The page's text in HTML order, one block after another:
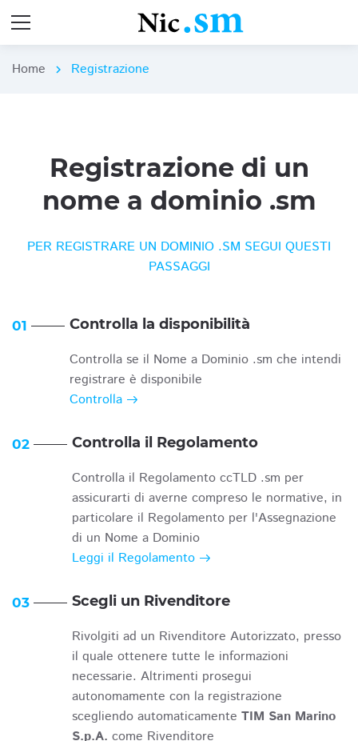
Home chevron_right Registrazione
Registrazione di un
nome a dominio .sm
PER REGISTRARE UN DOMINIO .SM SEGUI QUESTI
PASSAGGI
01 Controlla la disponibilità
Controlla se il Nome a Dominio .sm che intendi
registrare è disponibile
Controlla
02 Controlla il Regolamento
Controlla il Regolamento ccTLD .sm per
assicurarti di averne compreso le normative, in
particolare il Regolamento per l'Assegnazione
di un Nome a Dominio
Leggi il Regolamento
03 Scegli un Rivenditore
Rivolgiti ad un Rivenditore Autorizzato, presso
il quale ottenere tutte le informazioni
necessarie. Altrimenti prosegui
autonomamente con la registrazione
scegliendo automaticamente TIM San Marino
S.p.A. come Rivenditore